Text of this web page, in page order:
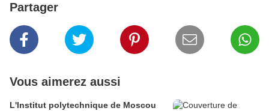
Partager
Vous aimerez aussi
L'Institut polytechnique de Moscou